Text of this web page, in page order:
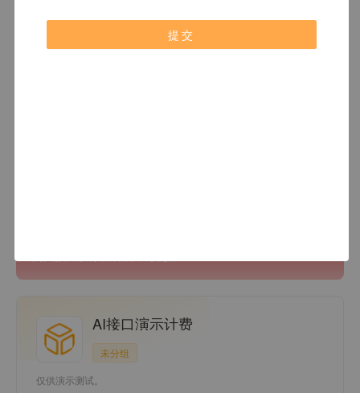
AI接口演示计费
未分组
仅供演示测试。
提交